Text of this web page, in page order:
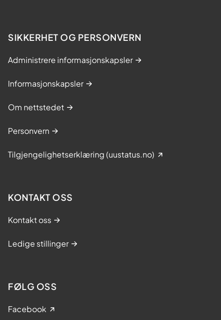
SIKKERHET OG PERSONVERN
Administrere informasjonskapsler
Informasjonskapsler
Om nettstedet
Personvern
Tilgjengelighetserklæring (uustatus.no)
KONTAKT OSS
Kontakt oss
Ledige stillinger
FØLG OSS
Facebook